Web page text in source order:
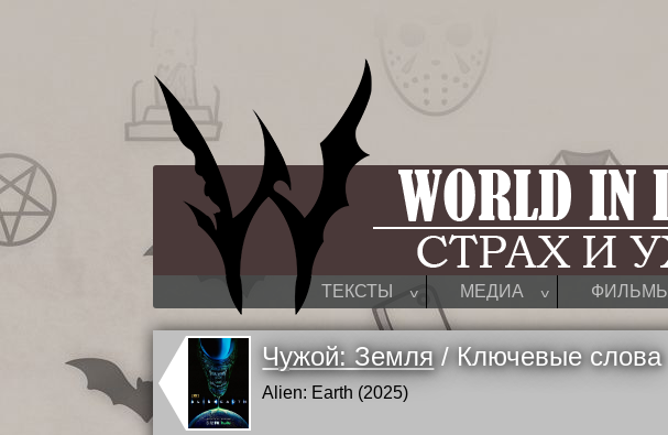
ТЕКСТЫ ^ МЕДИА ^ ФИЛЬМЫ
Чужой: Земля/ Ключевые слова
Alien: Earth (2025)